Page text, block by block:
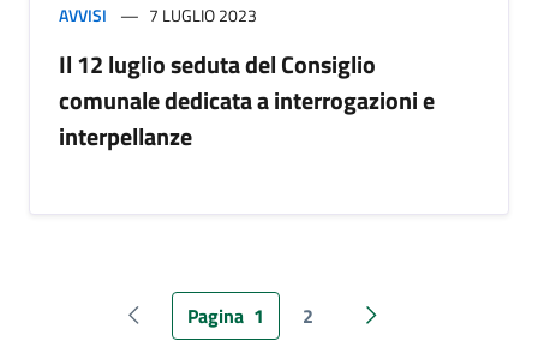
AVVISI 7 LUGLIO 2023
Il 12 luglio seduta del Consiglio
comunale dedicata a interrogazioni e
interpellanze
Pagina precedente
Pagina 1 2 Pagina successiva